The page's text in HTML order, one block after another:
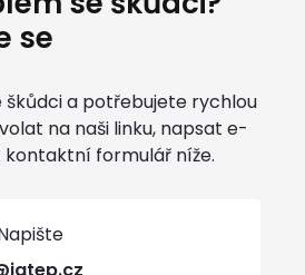
se
a potřebujete rychlou
na naši linku, napsat e-
formulář níže.